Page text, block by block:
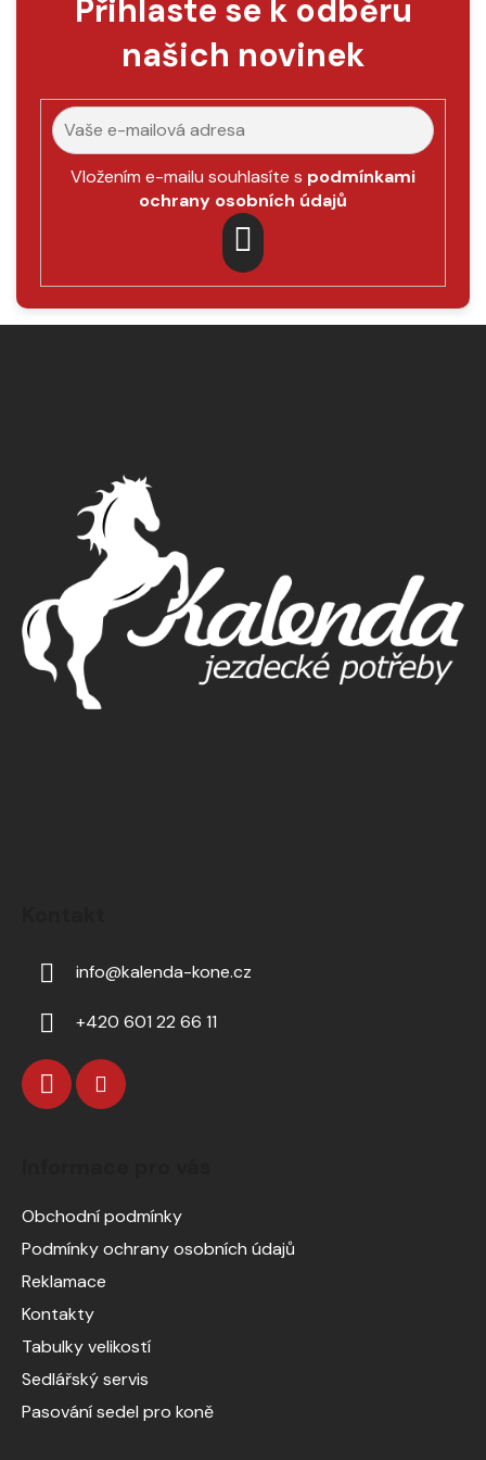
r
v
k
y
v
ý
p
i
s
u
Přihlaste se k odběru
našich novinek
Vložením e-mailu souhlasíte s podmínkami
ochrany osobních údajů
PŘIHLÁSIT
SE
info@kalenda-kone.cz
+420 601 22 66 11
Obchodní podmínky
Podmínky ochrany osobních údajů
Reklamace
Kontakty
Tabulky velikostí
Sedlářský servis
Pasování sedel pro koně